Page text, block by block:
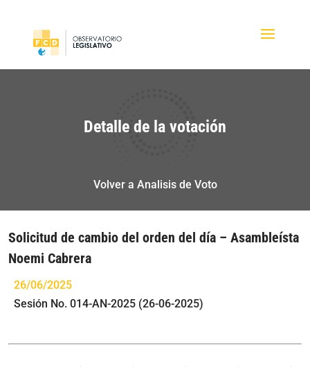
Detalle de la votación
Volver a Analisis de Voto
Solicitud de cambio del orden del día – Asambleísta
Noemi Cabrera
26/06/2025
Sesión No. 014-AN-2025 (26-06-2025)